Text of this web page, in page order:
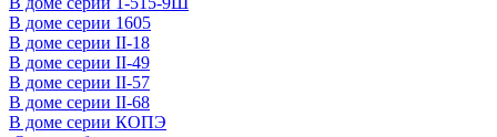
В доме серии 1605
В доме серии II-18
В доме серии II-49
В доме серии II-57
В доме серии II-68
В доме серии КОПЭ